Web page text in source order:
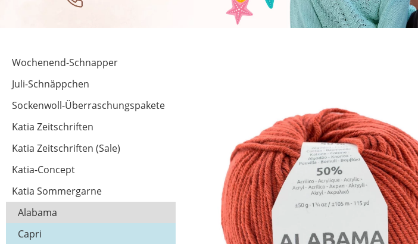
Wochenend-Schnapper
Juli-Schnäppchen
Sockenwoll-Überraschungspakete
Katia Zeitschriften
Katia Zeitschriften (Sale)
Katia-Concept
Katia Sommergarne
Alabama
Capri